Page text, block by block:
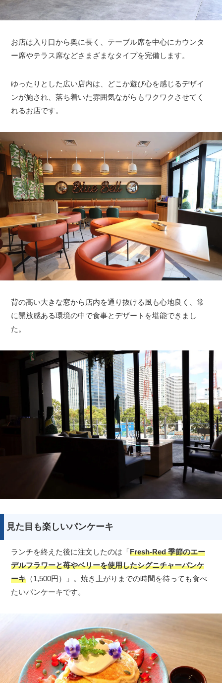
お店は入り口から奥に長く、テーブル席を中心にカウンタ
ー席やテラス席などさまざまなタイプを完備します。
ゆったりとした広い店内は、どこか遊び心を感じるデザイ
ンが施され、落ち着いた雰囲気ながらもワクワクさせてく
れるお店です。
背の高い大きな窓から店内を通り抜ける風も心地良く、常
に開放感ある環境の中で食事とデザートを堪能できまし
た。
見た目も楽しいパンケーキ
ランチを終えた後に注文したのは「Fresh-Red 季節のエー
デルフラワーと苺やベリーを使用したシグニチャーパンケ
ーキ （1,500円）」。焼き上がりまでの時間を待っても食べ
たいパンケーキです。